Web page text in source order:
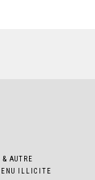
AUTRE
ILLICITE